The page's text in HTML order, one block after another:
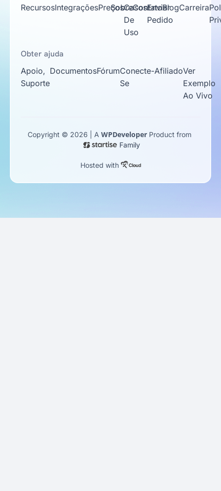
RecursosIntegraçõesPreçosCasos
De
Uso
Enviar
Pedido
SobreContatoBlogCarreira
Obter ajuda
Apoio,
Suporte
DocumentosFórumConecte-
Se
AfiliadoVer
Exemplo
Ao Vivo
Copyright © 2026 | A WPDeveloper Product from
Family
Hosted with